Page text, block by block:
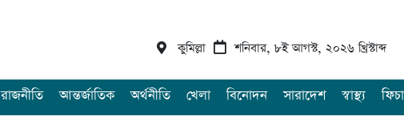
কুমিল্লা শনিবার, ৮ই আগস্ট, ২০২৬ খ্রিস্টাব্দ
রাজনীতি আন্তর্জাতিক অর্থনীতি খেলা বিনোদন সারাদেশ স্বাস্থ্য